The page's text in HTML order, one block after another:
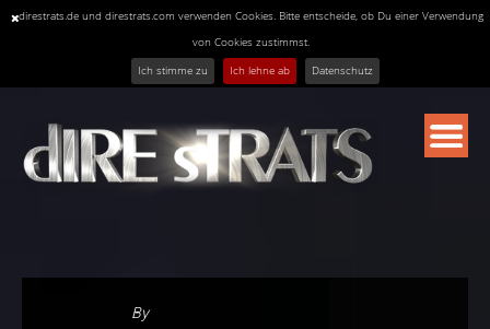
direstrats.de und direstrats.com verwenden Cookies. Bitte entscheide, ob Du einer Verwendung
von Cookies zustimmst.
Ich stimme zu
Ich lehne ab Datenschutz
content
By